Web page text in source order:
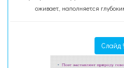
оживает, наполняется
Слайд